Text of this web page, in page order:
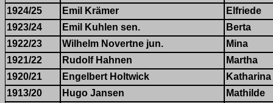
1924/25
Emil Krämer
Elfriede
1923/24
Emil Kuhlen sen.
Berta
1922/23
Wilhelm Novertne jun.
Mina
1921/22
Rudolf Hahnen
Martha
1920/21
Engelbert Holtwick
Katharina
1913/20
Hugo Jansen
Mathilde